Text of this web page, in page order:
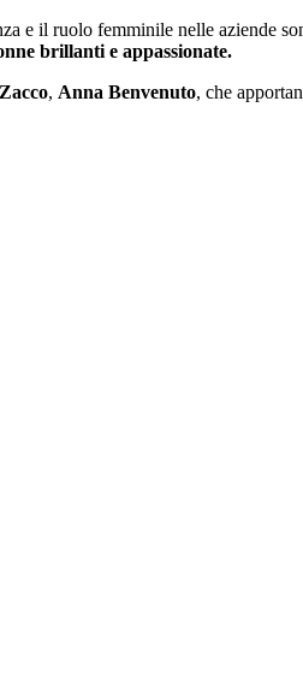
e il ruolo femminile nelle aziende
brillanti e appassionate.
, Anna Benvenuto, che